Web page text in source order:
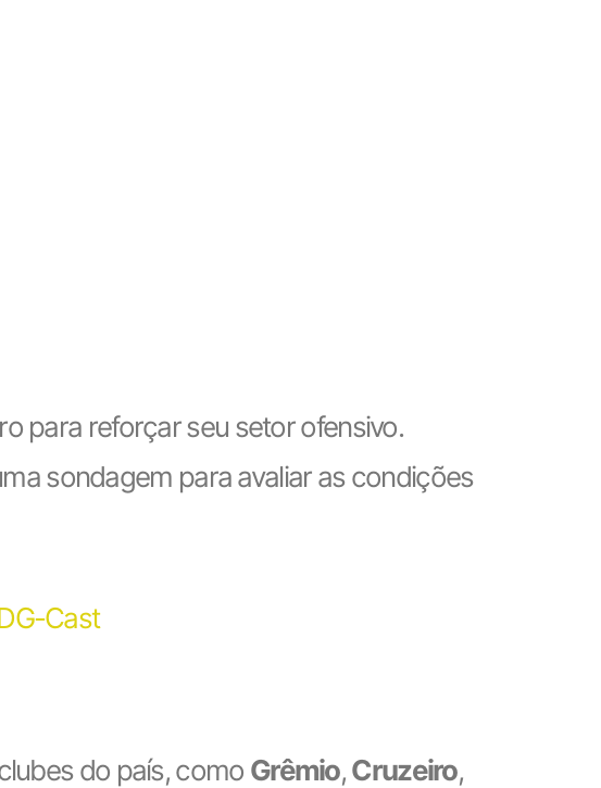
para reforçar seu setor ofensivo.
sondagem para avaliar as condições
Cast
do país, como Grêmio,Cruzeiro,